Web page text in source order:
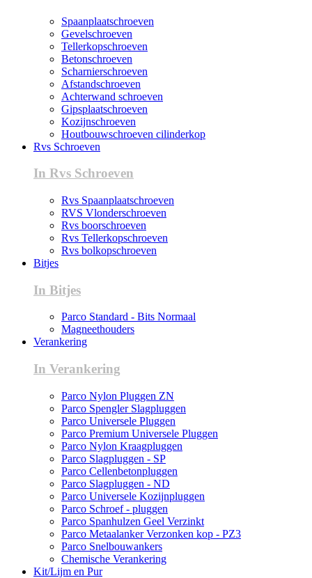
Spaanplaatschroeven
Gevelschroeven
Tellerkopschroeven
Betonschroeven
Scharnierschroeven
Afstandschroeven
Achterwand schroeven
Gipsplaatschroeven
Kozijnschroeven
Houtbouwschroeven cilinderkop
Rvs Schroeven
In Rvs Schroeven
Rvs Spaanplaatschroeven
RVS Vlonderschroeven
Rvs boorschroeven
Rvs Tellerkopschroeven
Rvs bolkopschroeven
Bitjes
In Bitjes
Parco Standard - Bits Normaal
Magneethouders
Verankering
In Verankering
Parco Nylon Pluggen ZN
Parco Spengler Slagpluggen
Parco Universele Pluggen
Parco Premium Universele Pluggen
Parco Nylon Kraagpluggen
Parco Slagpluggen - SP
Parco Cellenbetonpluggen
Parco Slagpluggen - ND
Parco Universele Kozijnpluggen
Parco Schroef - pluggen
Parco Spanhulzen Geel Verzinkt
Parco Metaalanker Verzonken kop - PZ3
Parco Snelbouwankers
Chemische Verankering
Kit/Lijm en Pur